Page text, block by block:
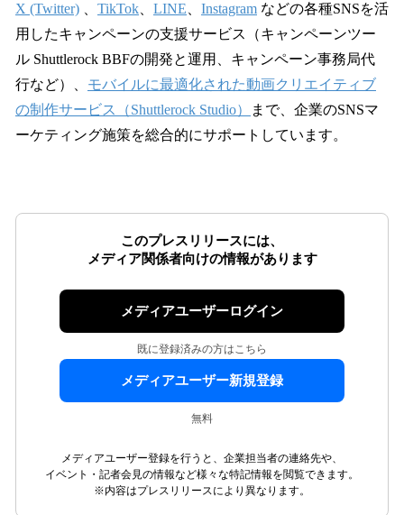
X (Twitter) TikTok LINE Instagram などの各種SNSを活
用したキャンペーンの支援サービス（キャンペーンツー
ル Shuttlerock BBFの開発と運用、キャンペーン事務局代
行など）、 モバイルに最適化された動画クリエイティブ
の制作サービス（Shuttlerock Studio）
まで、企業のSNSマ
ーケティング施策を総合的にサポートしています。
このプレスリリースには、
メディア関係者向けの情報があります
メディアユーザーログイン
既に登録済みの方はこちら
メディアユーザー新規登録
無料
メディアユーザー登録を行うと、企業担当者の連絡先や、
イベント・記者会見の情報など様々な特記情報を閲覧できます。
※内容はプレスリリースにより異なります。